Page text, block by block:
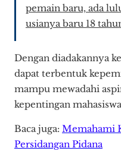
pemain baru, ada
usianya baru 18
Dengan diadakannya
dapat terbentuk
mampu mewadahi
kepentingan
Baca juga: Memahami
Persidangan Pidana